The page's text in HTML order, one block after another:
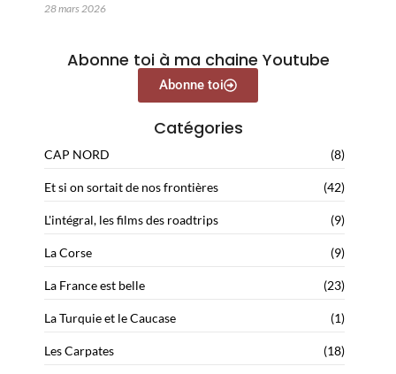
28 mars 2026
Abonne toi à ma chaine Youtube
Abonne toi
Catégories
CAP NORD (8)
Et si on sortait de nos frontières (42)
L'intégral, les films des roadtrips (9)
La Corse (9)
La France est belle (23)
La Turquie et le Caucase (1)
Les Carpates (18)